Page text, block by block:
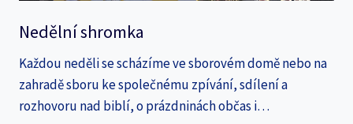
Nedělní shromka
Každou neděli se scházíme ve sborovém domě nebo na
zahradě sboru ke společnému zpívání, sdílení a
rozhovoru nad biblí, o prázdninách občas i…